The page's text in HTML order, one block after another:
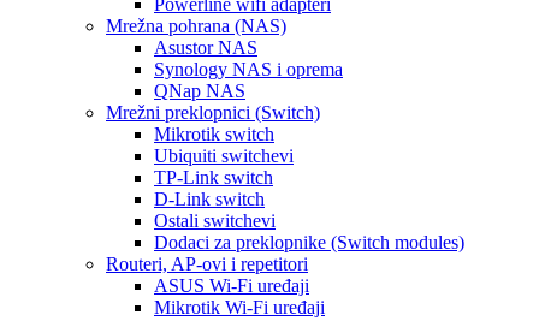
Powerline wifi adapteri
Mrežna pohrana (NAS)
Asustor NAS
Synology NAS i oprema
QNap NAS
Mrežni preklopnici (Switch)
Mikrotik switch
Ubiquiti switchevi
TP-Link switch
D-Link switch
Ostali switchevi
Dodaci za preklopnike (Switch modules)
Routeri, AP-ovi i repetitori
ASUS Wi-Fi uređaji
Mikrotik Wi-Fi uređaji